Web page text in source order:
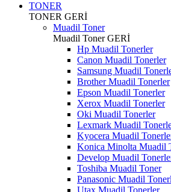
TONER
TONER GERİ
Muadil Toner
Muadil TonerGERİ
Hp Muadil Tonerler
Canon Muadil Tonerler
Samsung Muadil
Brother Muadil Tonerler
Epson Muadil Tonerler
Xerox Muadil Tonerler
Oki Muadil Tonerler
Lexmark Muadil
Kyocera Muadil
Konica Minolta Muadil
Develop Muadil
Toshiba Muadil Toner
Panasonic Muadil
Utax Muadil Tonerler